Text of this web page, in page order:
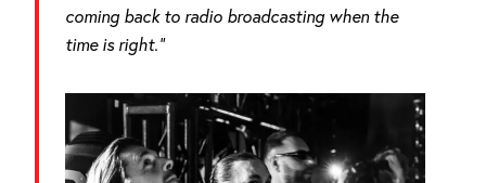
coming back to radio broadcasting when the
time is right.“